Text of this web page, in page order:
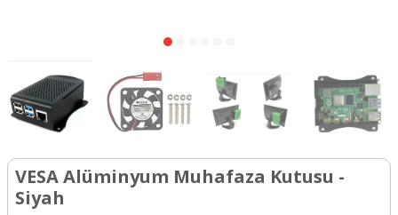
VESA Alüminyum Muhafaza Kutusu -
Siyah